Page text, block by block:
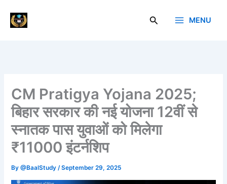
content
Search MENU
CM Pratigya Yojana 2025;
बिहार सरकार की नई योजना 12वीं से
स्नातक पास युवाओं को मिलेगा
₹11000 इंटर्नशिप
By@BaalStudy/September 29, 2025